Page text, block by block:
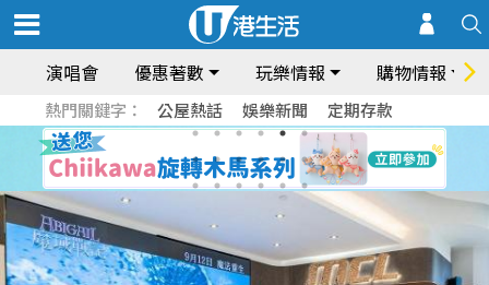
演唱會 優惠著數 玩樂情報 購物情報
熱門關鍵字： 公屋熱話 娛樂新聞 定期存款